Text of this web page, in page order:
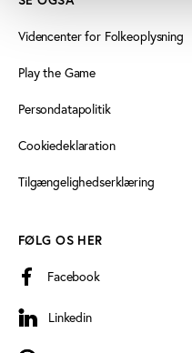
Videncenter for Folkeoplysning
Play the Game
Persondatapolitik
Cookiedeklaration
Tilgængelighedserklæring
FØLG OS HER
Facebook
Linkedin
Linkedin